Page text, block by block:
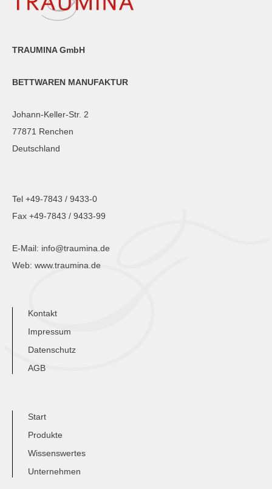
TRAUMINA GmbH
BETTWAREN MANUFAKTUR
Johann-Keller-Str. 2
77871 Renchen
Deutschland
Tel +49-7843 / 9433-0
Fax +49-7843 / 9433-99
E-Mail: info@traumina.de
Web: www.traumina.de
Kontakt
Impressum
Datenschutz
AGB
Start
Produkte
Wissenswertes
Unternehmen